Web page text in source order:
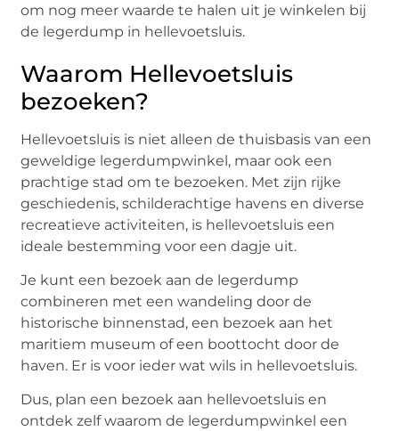
om nog meer waarde te halen uit je winkelen bij
de legerdump in hellevoetsluis.
Waarom Hellevoetsluis
bezoeken?
Hellevoetsluis is niet alleen de thuisbasis van een
geweldige legerdumpwinkel, maar ook een
prachtige stad om te bezoeken. Met zijn rijke
geschiedenis, schilderachtige havens en diverse
recreatieve activiteiten, is hellevoetsluis een
ideale bestemming voor een dagje uit.
Je kunt een bezoek aan de legerdump
combineren met een wandeling door de
historische binnenstad, een bezoek aan het
maritiem museum of een boottocht door de
haven. Er is voor ieder wat wils in hellevoetsluis.
Dus, plan een bezoek aan hellevoetsluis en
ontdek zelf waarom de legerdumpwinkel een